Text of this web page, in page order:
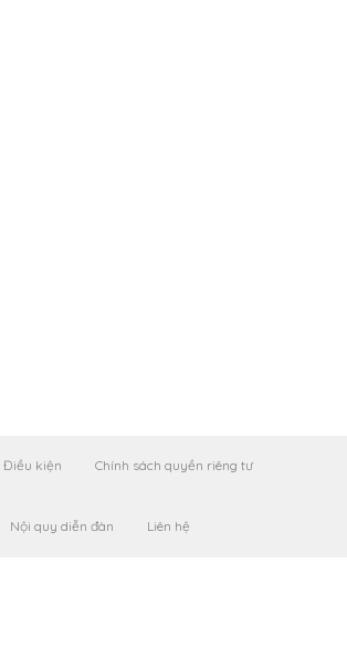
Điều kiện Chính sách quyền riêng tư
Nội quy diễn đàn Liên hệ